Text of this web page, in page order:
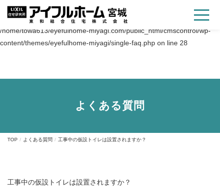
Warning: Trying to access array offset on value of type bool in
/home/towa613/eyefulhome-miyagi.com/public_html/cmscontrol/wp-
content/themes/eyefulhome-miyagi/single-faq.php on line 28
よくある質問
TOP よくある質問 工事中の仮設トイレは設置されますか？
工事中の仮設トイレは設置されますか？